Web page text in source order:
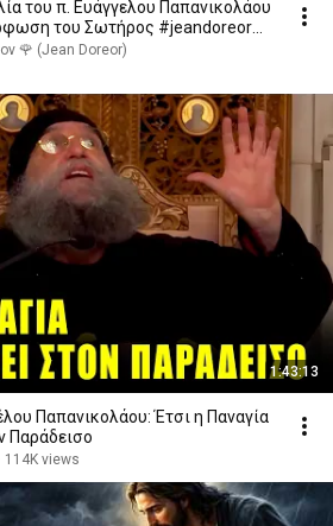
του π. Ευάγγελου Παπανικολάου
του Σωτήρος #jeandoreor
🌹 (Jean Doreor)
1:43:13
Παπανικολάου: Έτσι η Παναγία
Παράδεισο
114K views